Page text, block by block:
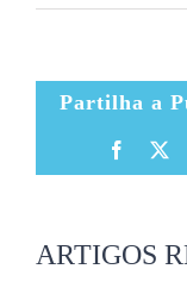
Partilha a
X
ARTIGOS